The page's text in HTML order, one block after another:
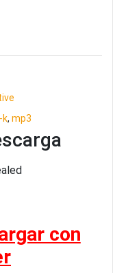
k, mp3
con